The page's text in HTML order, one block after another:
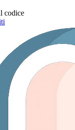
codice